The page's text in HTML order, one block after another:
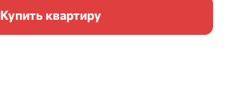
Купить квартиру